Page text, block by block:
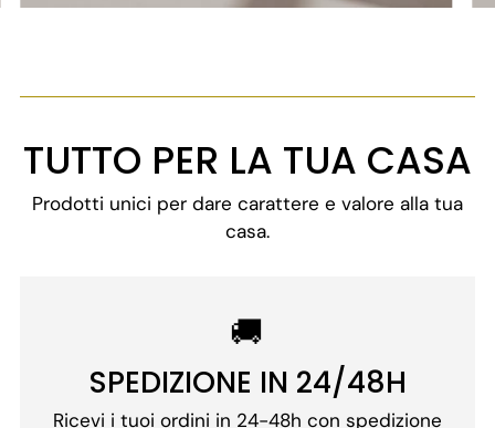
TUTTO PER LA TUA CASA
Prodotti unici per dare carattere e valore alla tua
casa.
🚚
SPEDIZIONE IN 24/48H
Ricevi i tuoi ordini in 24-48h con spedizione